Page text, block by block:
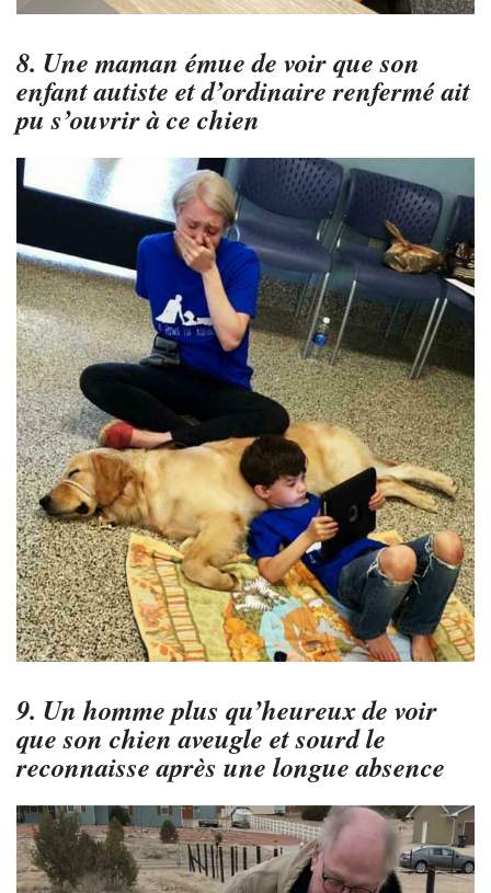
8. Une maman émue de voir que son
enfant autiste et d’ordinaire renfermé ait
pu s’ouvrir à ce chien
9. Un homme plus qu’heureux de voir
que son chien aveugle et sourd le
reconnaisse après une longue absence